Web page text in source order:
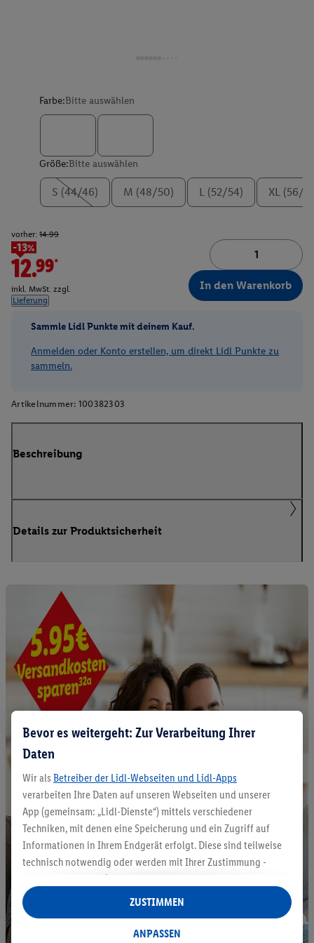
Farbe:Bitte auswählen
Größe:Bitte auswählen
S (44/46) M (48/50) L (52/54) XL (56/
vorher: 14.99
-13%
12.99*
inkl. MwSt. zzgl.
Lieferung
In den Warenkorb
Sammle Lidl Punkte mit deinem Kauf.
Anmelden oder Konto erstellen, um direkt Lidl Punkte zu
sammeln.
Artikelnummer: 100382303
Beschreibung
Details zur Produktsicherheit
Bevor es weitergeht: Zur Verarbeitung Ihrer
Daten
Wir als Betreiber der Lidl-Webseiten und Lidl-Apps
verarbeiten Ihre Daten auf unseren Webseiten und unserer
App (gemeinsam: „Lidl-Dienste“) mittels verschiedener
Techniken, mit denen eine Speicherung und ein Zugriff auf
Informationen in Ihrem Endgerät erfolgt. Diese sind teilweise
technisch notwendig oder werden mit Ihrer Zustimmung -
auch durch Partner (u.a.
Verantwortliche; im Zusammenhang mit dem IAB TCF
insgesamt
Statistik-Erstellung oder für personalisierte Werbung
ANPASSEN
ZUSTIMMEN